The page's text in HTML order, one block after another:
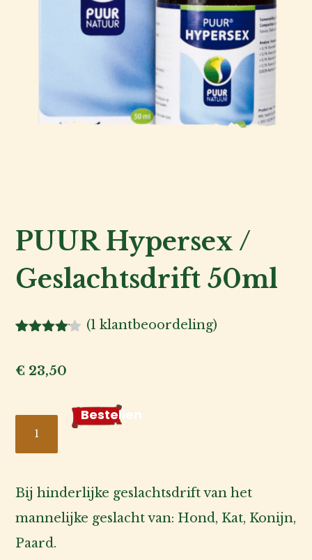
Hond
Voor
Voor
de
baas
PUUR Hypersex /
Geslachtsdrift 50ml
op 5
deling
(1 klantbeoordeling)
€ 23,50
PUUR
Hypersex
Geslachtsdrift
50ml
aantal
Bestellen
Bij hinderlijke geslachtsdrift van het
mannelijke geslacht van: Hond, Kat, Konijn,
Paard.